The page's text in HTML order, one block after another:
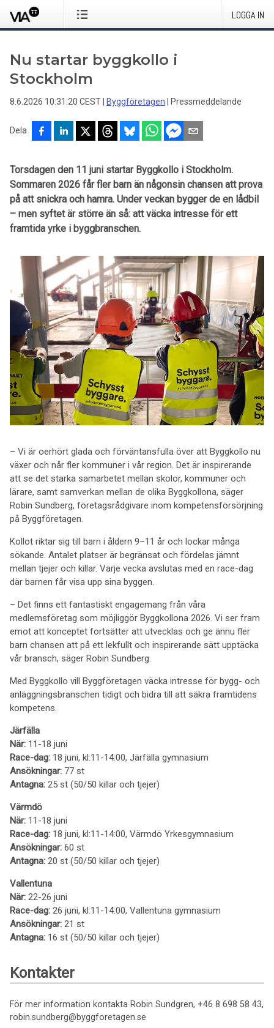
LOGGA IN
Nu startar byggkollo i
Stockholm
8.6.2026 10:31:20 CEST Byggföretagen Pressmeddelande
Dela
Torsdagen den 11 juni startar Byggkollo i Stockholm.
Sommaren 2026 får fler barn än någonsin chansen att prova
på att snickra och hamra. Under veckan bygger de en lådbil
– men syftet är större än så: att väcka intresse för ett
framtida yrke i byggbranschen.
– Vi är oerhört glada och förväntansfulla över att Byggkollo nu
växer och når fler kommuner i vår region. Det är inspirerande
att se det starka samarbetet mellan skolor, kommuner och
lärare, samt samverkan mellan de olika Byggkollona, säger
Robin Sundberg, företagsrådgivare inom kompetensförsörjning
på Byggföretagen.
Kollot riktar sig till barn i åldern 9–11 år och lockar många
sökande. Antalet platser är begränsat och fördelas jämnt
mellan tjejer och killar. Varje vecka avslutas med en race-dag
där barnen får visa upp sina byggen.
– Det finns ett fantastiskt engagemang från våra
medlemsföretag som möjliggör Byggkollona 2026. Vi ser fram
emot att konceptet fortsätter att utvecklas och ge ännu fler
barn chansen att på ett lekfullt och inspirerande sätt upptäcka
vår bransch, säger Robin Sundberg.
Med Byggkollo vill Byggföretagen väcka intresse för bygg- och
anläggningsbranschen tidigt och bidra till att säkra framtidens
kompetens.
Järfälla
När: 11-18 juni
Race-dag: 18 juni, kl:11-14:00, Järfälla gymnasium
Ansökningar: 77 st
Antagna: 25 st (50/50 killar och tjejer)
Värmdö
När: 11-18 juni
Race-dag: 18 juni, kl:11-14:00, Värmdö Yrkesgymnasium
Ansökningar: 60 st
Antagna: 20 st (50/50 killar och tjejer)
Vallentuna
När: 22-26 juni
Race-dag: 26 juni, kl:11-14:00, Vallentuna gymnasium
Ansökningar: 21 st
Antagna: 16 st (50/50 killar och tjejer)
Kontakter
För mer information kontakta Robin Sundgren, +46 8 698 58 43,
robin.sundberg@byggforetagen.se